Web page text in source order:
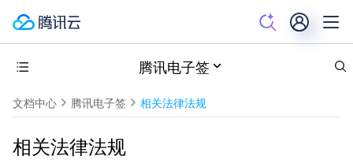
腾讯电子签
文档中心 腾讯电子签 相关法律法规
相关法律法规